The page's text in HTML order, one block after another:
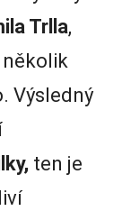
Trlla,
několik
Výsledný
ten je